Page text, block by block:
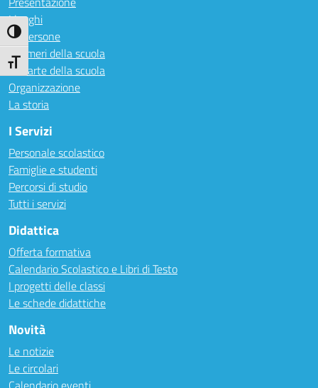
Attiva/disattiva alto contrasto
Attiva/disattiva dimensione testo
I luoghi
Le persone
I numeri della scuola
Le carte della scuola
Organizzazione
La storia
I Servizi
Personale scolastico
Famiglie e studenti
Percorsi di studio
Tutti i servizi
Didattica
Offerta formativa
Calendario Scolastico e Libri di Testo
I progetti delle classi
Le schede didattiche
Novità
Le notizie
Le circolari